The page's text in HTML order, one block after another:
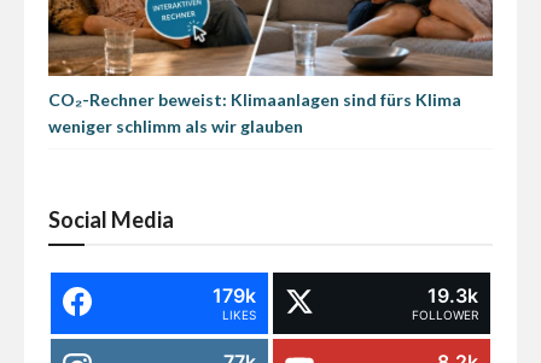
CO₂-Rechner beweist: Klimaanlagen sind fürs Klima
weniger schlimm als wir glauben
Social Media
179k
LIKES
19.3k
FOLLOWER